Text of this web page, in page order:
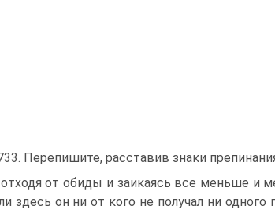
Перепишите, расставив знаки
от обиды и заикаясь все меньше и
здесь он ни от кого не получал ни